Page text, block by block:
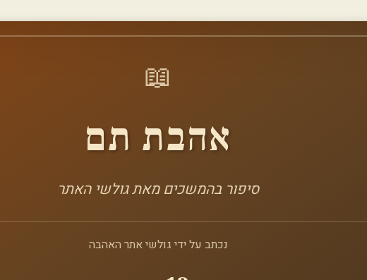
📖
אהבת תם
סיפור בהמשכים מאת גולשי האתר
נכתב על ידי גולשי אתר האהבה